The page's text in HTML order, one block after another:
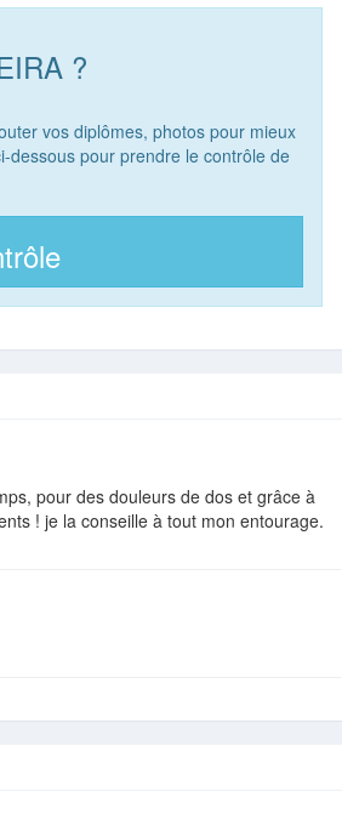
?
vos diplômes, photos pour mieux
dessous pour prendre le contrôle de
pour des douleurs de dos et grâce à
! je la conseille à tout mon entourage.